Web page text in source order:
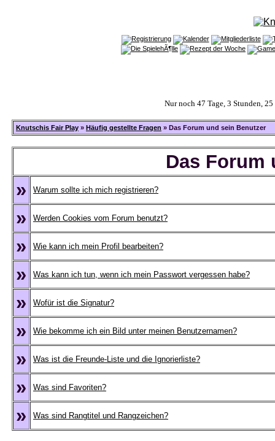
Nur noch 47 Tage, 3 Stunden,
Knutschis Fair Play » Häufig gestellte Fragen » Das Forum und sein Benutzer
Das Forum
»
Warum sollte ich mich registrieren?
» Werden Cookies vom Forum benutzt?
» Wie kann ich mein Profil bearbeiten?
» Was kann ich tun, wenn ich mein Passwort vergessen habe?
» Wofür ist die Signatur?
» Wie bekomme ich ein Bild unter meinen Benutzernamen?
» Was ist die Freunde-Liste und die Ignorierliste?
» Was sind Favoriten?
» Was sind Rangtitel und Rangzeichen?